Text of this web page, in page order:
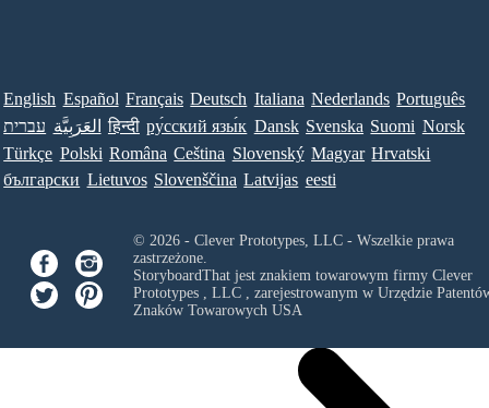
English Español Français Deutsch Italiana Nederlands Português
עברית العَرَبِيَّة हिन्दी ру́сский язы́к Dansk Svenska Suomi Norsk
Türkçe Polski Româna Ceština Slovenský Magyar Hrvatski
български Lietuvos Slovenščina Latvijas eesti
© 2026 - Clever Prototypes, LLC - Wszelkie prawa
zastrzeżone.
StoryboardThat jest znakiem towarowym firmy Clever
Prototypes , LLC, zarejestrowanym w Urzędzie
Znaków Towarowych USA